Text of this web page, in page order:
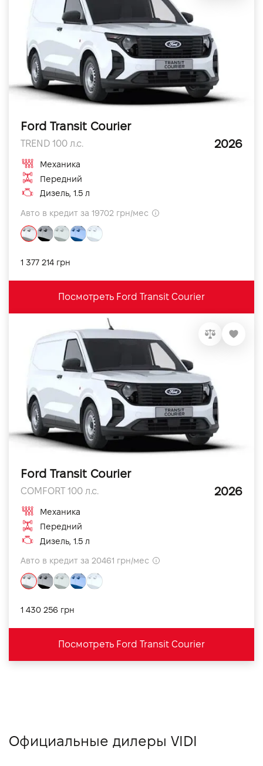
Ford Transit Courier
TREND 100 л.с. 2026
Механика
Передний
Дизель, 1.5 л
Авто в кредит за 19702 грн/мес
1 377 214 грн
Посмотреть Ford Transit Courier
Ford Transit Courier
COMFORT 100 л.с. 2026
Механика
Передний
Дизель, 1.5 л
Авто в кредит за 20461 грн/мес
1 430 256 грн
Посмотреть Ford Transit Courier
Официальные дилеры VIDI